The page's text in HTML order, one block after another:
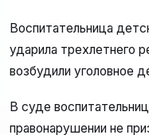
Воспитательница
ударила трехлетнего
возбудили уголовное
В суде
правонарушении не